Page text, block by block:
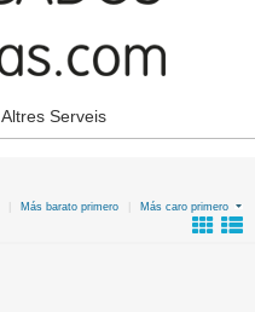
Altres Serveis
Más barato primero Más caro primero